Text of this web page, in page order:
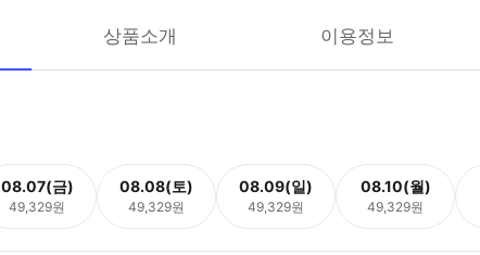
상품소개 이용정보
08.07(금)
49,329원
08.08(토)
49,329원
08.09(일)
49,329원
08.10(월)
49,329원